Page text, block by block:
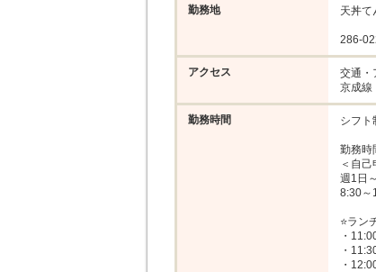
勤務地 天丼て
286-
アクセス
交通・
京成線
勤務時間 シフト
勤務時
＜自己
週1日
8:30～
⭐ラン
・
・
・